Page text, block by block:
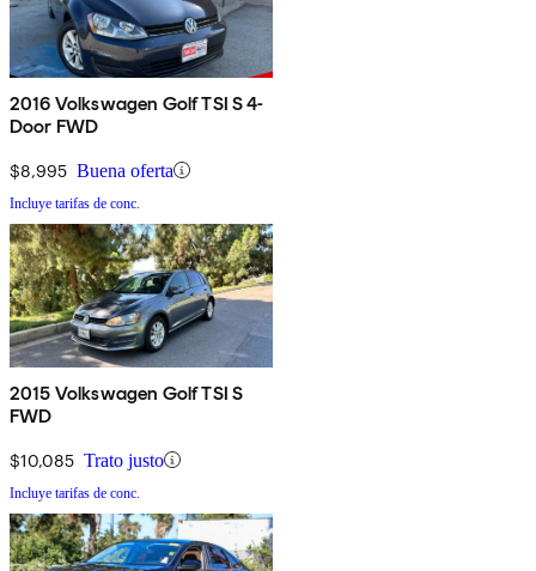
2016 Volkswagen Golf TSI S 4-
Door FWD
$8,995 Buena oferta
Incluye tarifas de conc.
2015 Volkswagen Golf TSI S
FWD
$10,085 Trato justo
Incluye tarifas de conc.